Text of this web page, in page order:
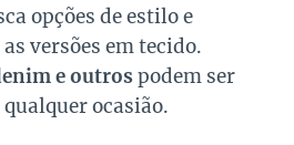
opções de estilo e
versões em tecido.
e outros podem ser
ocasião.